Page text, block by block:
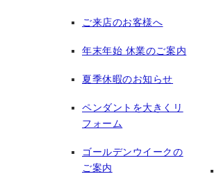
ご来店のお客様へ
年末年始 休業のご案内
夏季休暇のお知らせ
ペンダントを大きくリ
フォーム
ゴールデンウイークの
ご案内